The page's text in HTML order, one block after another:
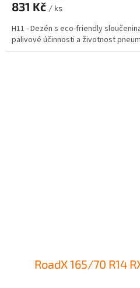
831 Kč / ks
H11 - Dezén s eco-friendly
palivové účinnosti a životnost
RoadX 165/70 R14